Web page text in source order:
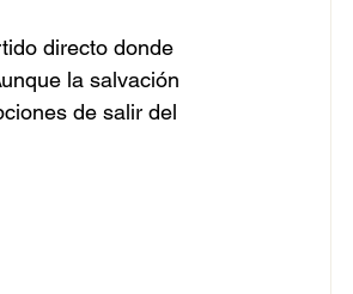
directo donde
la salvación
de salir del